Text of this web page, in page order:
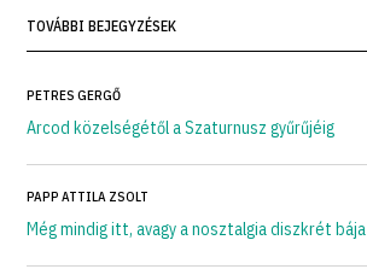
TOVÁBBI BEJEGYZÉSEK
PETRES GERGŐ
Arcod közelségétől a Szaturnusz gyűrűjéig
PAPP ATTILA ZSOLT
Még mindig itt, avagy a nosztalgia diszkrét bája